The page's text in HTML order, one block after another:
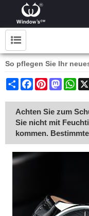
So pflegen Sie Ihr
ShareFacebookPinterest
Achten Sie zum
Sie nicht mit
kommen.